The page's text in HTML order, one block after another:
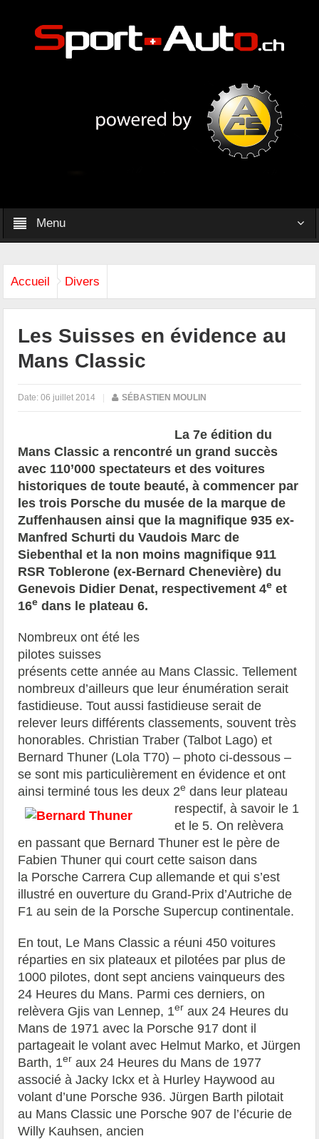
Menu
Accueil Divers
Les Suisses en évidence au
Mans Classic
Date:06 juillet 2014 | SÉBASTIEN MOULIN
La 7e édition du
Mans Classic a rencontré un grand succès
avec 110’000 spectateurs et des voitures
historiques de toute beauté, à commencer par
les trois Porsche du musée de la marque de
Zuffenhausen ainsi que la magnifique 935 ex-
Manfred Schurti du Vaudois Marc de
Siebenthal et la non moins magnifique 911
RSR Toblerone (ex-Bernard Chenevière) du
Genevois Didier Denat, respectivement 4e et
16e dans le plateau 6.
Nombreux ont été les
pilotes suisses
présents cette année au Mans Classic. Tellement
nombreux d’ailleurs que leur énumération serait
fastidieuse. Tout aussi fastidieuse serait de
relever leurs différents classements, souvent très
honorables. Christian Traber (Talbot Lago) et
Bernard Thuner (Lola T70) – photo ci-dessous –
se sont mis particulièrement en évidence et ont
ainsi terminé tous les deux 2e dans leur plateau
respectif, à savoir le 1
et le 5. On relèvera
en passant que Bernard Thuner est le père de
Fabien Thuner qui court cette saison dans
la Porsche Carrera Cup allemande et qui s’est
illustré en ouverture du Grand-Prix d’Autriche de
F1 au sein de la Porsche Supercup continentale.
En tout, Le Mans Classic a réuni 450 voitures
réparties en six plateaux et pilotées par plus de
1000 pilotes, dont sept anciens vainqueurs des
24 Heures du Mans. Parmi ces derniers, on
relèvera Gjis van Lennep, 1er aux 24 Heures du
Mans de 1971 avec la Porsche 917 dont il
partageait le volant avec Helmut Marko, et Jürgen
Barth, 1er aux 24 Heures du Mans de 1977
associé à Jacky Ickx et à Hurley Haywood au
volant d’une Porsche 936. Jürgen Barth pilotait
au Mans Classic une Porsche 907 de l’écuriede
Willy Kauhsen, ancien